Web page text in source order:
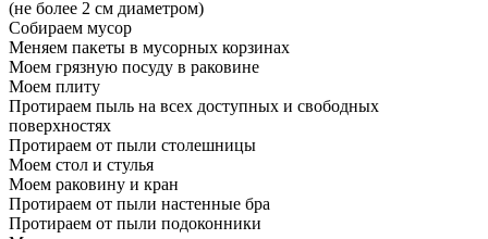
(не более 2 см диаметром)
Собираем мусор
Меняем пакеты в мусорных корзинах
Моем грязную посуду в раковине
Моем плиту
Протираем пыль на всех доступных и свободных
поверхностях
Протираем от пыли столешницы
Моем стол и стулья
Моем раковину и кран
Протираем от пыли настенные бра
Протираем от пыли подоконники